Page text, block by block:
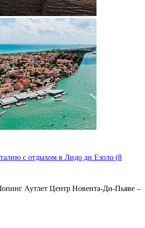
с отдыхом в Лидо ди Езоло (8
Аутлет Центр Новента-Ди-Пьяве –